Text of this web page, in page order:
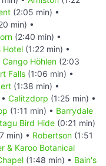
(2:05 min) •
min) •
(2:40 min) •
Hotel (1:22 min) •
Cango Höhlen (2:03
Falls (1:06 min) •
(1:38 min) •
Calitzdorp (1:25 min) •
(1:11 min) • Barrydale
Bird Hide (0:21 min)
min) • Robertson (1:51
& Karoo Botanical
(1:48 min) • Bain's